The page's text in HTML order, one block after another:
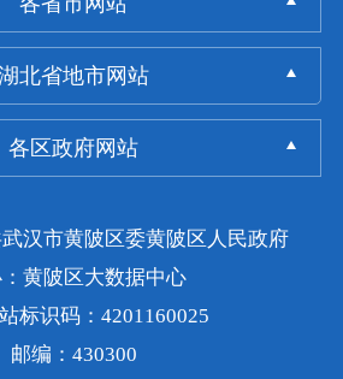
北省地市网站
各区政府网站
汉市黄陂区委黄陂区人民政府
黄陂区大数据中心
标识码：4201160025
邮编：430300